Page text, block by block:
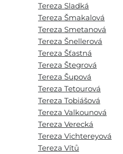
Tereza Sladká
Tereza Šmakalová
Tereza Smetanová
Tereza Šnellerová
Tereza Šťastná
Tereza Štegrová
Tereza Šupová
Tereza Tetourová
Tereza Tobiášová
Tereza Valkounová
Tereza Verecká
Tereza Vichtereyová
Tereza Vítů